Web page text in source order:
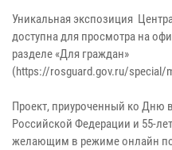
Уникальная экспозиция
доступна для просмотра на
разделе «Для граждан»
(https://rosguard.gov.ru/special/
Проект, приуроченный ко Дню
Российской Федерации и 55-
желающим в режиме онлайн